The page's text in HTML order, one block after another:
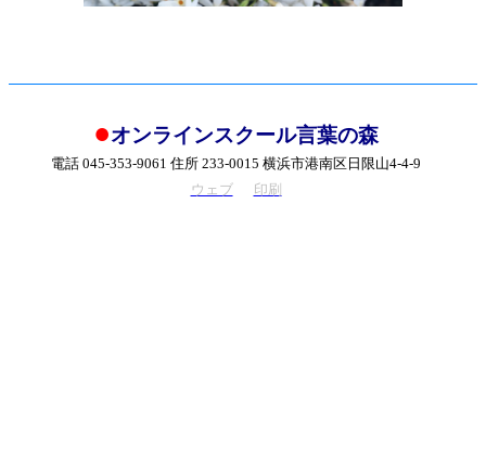
●オンラインスクール言葉の森
電話 045-353-9061 住所 233-0015 横浜市港南区日限山4-4-9
ウェブ
印刷